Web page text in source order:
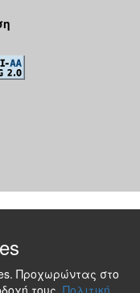
Προχωρώντας στο
τους. Πολιτική